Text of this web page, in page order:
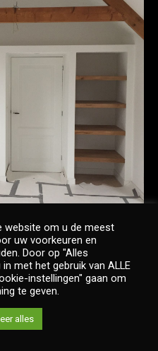
Twinside
Menu
website om u de meest
uw voorkeuren en
Door op "Alles
met het gebruik van ALLE
instellingen" gaan om
te geven.
alles